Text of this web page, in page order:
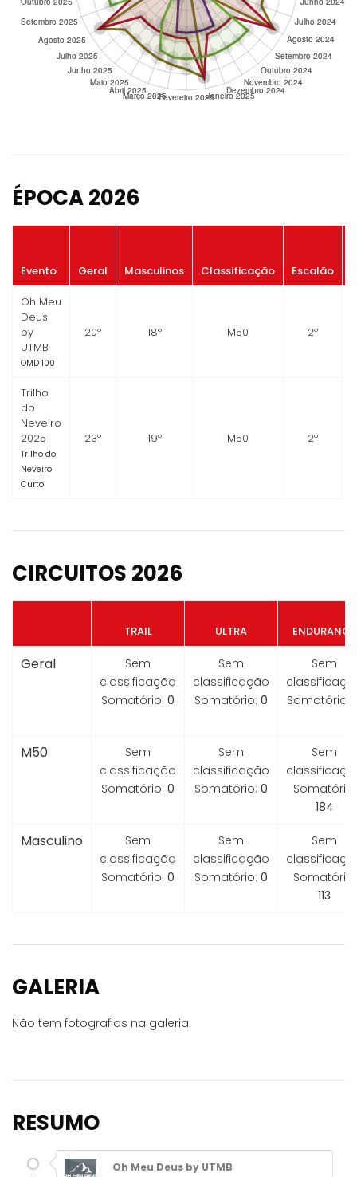
ÉPOCA 2026
Evento Geral Masculinos Classificação Escalão
Oh Meu
Deus
by
UTMB
OMD 100
20º 18º M50 2º
Trilho
do
Neveiro
2025
Trilho do
Neveiro
Curto
23º 19º M50 2º
CIRCUITOS 2026
TRAIL ULTRA ENDURANCE
Geral
Sem
classificação
Somatório: 0
Sem
classificação
Somatório: 0
Sem
Somatório:
M50
Sem
classificação
Somatório: 0
Sem
classificação
Somatório: 0
Sem
Somatório:
184
Masculino
Sem
classificação
Somatório: 0
Sem
classificação
Somatório: 0
Sem
Somatório:
113
GALERIA
Não tem fotografias na galeria
RESUMO
Oh Meu Deus by UTMB